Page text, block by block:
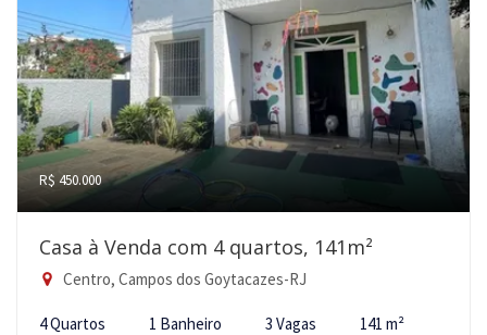
R$ 450.000
Casa à Venda com 4 quartos, 141m²
Centro, Campos dos Goytacazes-RJ
4 Quartos 1 Banheiro 3 Vagas 141 m²